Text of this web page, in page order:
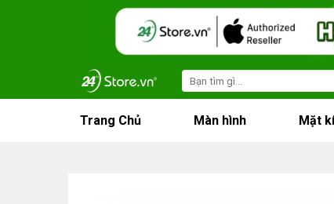
Search
for:
Trang Chủ Màn hình Mặt